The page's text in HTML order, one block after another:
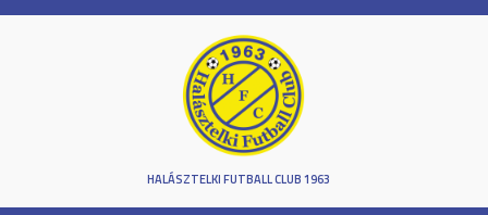
Skip
HALÁSZTELKI FUTBALL CLUB 1963